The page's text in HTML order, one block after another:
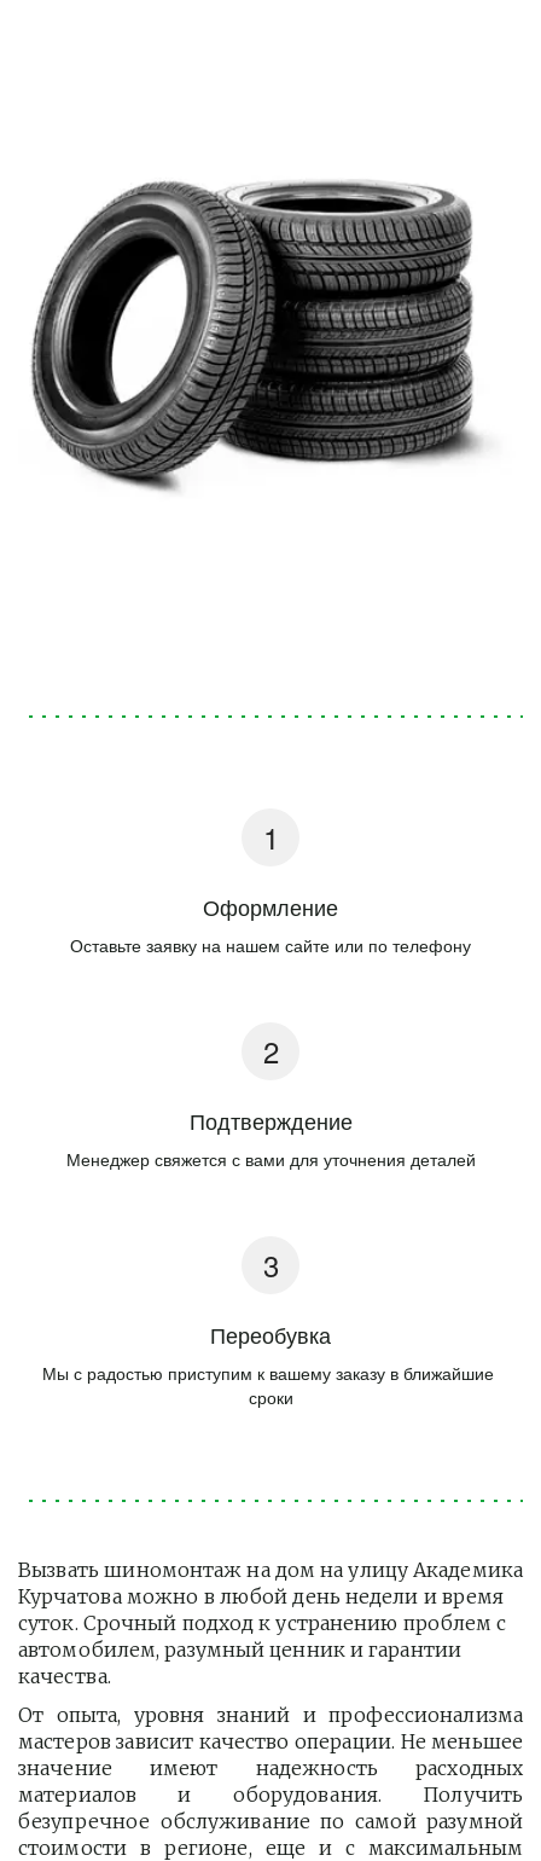
Оформление
Оставьте заявку на нашем сайте или по телефону
Подтверждение
Менеджер свяжется с вами для уточнения деталей
Переобувка
Мы с радостью приступим к вашему заказу в ближайшие
сроки
Вызвать шиномонтаж на дом на улицу Академика
Курчатова можно в любой день недели и время
суток. Срочный подход к устранению проблем с
автомобилем, разумный ценник и гарантии
качества.
От опыта, уровня знаний и профессионализма
мастеров зависит качество операции. Не меньшее
значение имеют надежность расходных
материалов и оборудования. Получить
безупречное обслуживание по самой разумной
стоимости в регионе, еще и с максимальным